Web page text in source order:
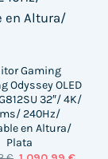
Gaming
Odyssey OLED
32″/ 4K/
240Hz/
en Altura/
Plata